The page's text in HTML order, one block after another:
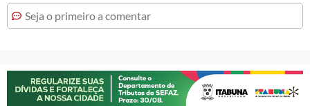
Seja o primeiro a comentar